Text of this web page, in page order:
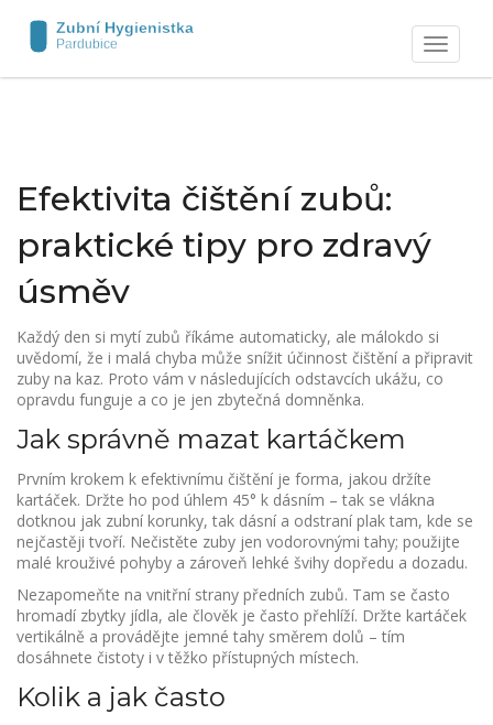
Zobrazit
navigaci
Efektivita čištění zubů:
praktické tipy pro zdravý
úsměv
Každý den si mytí zubů říkáme automaticky, ale málokdo si
uvědomí, že i malá chyba může snížit účinnost čištění a připravit
zuby na kaz. Proto vám v následujících odstavcích ukážu, co
opravdu funguje a co je jen zbytečná domněnka.
Jak správně mazat kartáčkem
Prvním krokem k efektivnímu čištění je forma, jakou držíte
kartáček. Držte ho pod úhlem 45° k dásním – tak se vlákna
dotknou jak zubní korunky, tak dásní a odstraní plak tam, kde se
nejčastěji tvoří. Nečistěte zuby jen vodorovnými tahy; použijte
malé krouživé pohyby a zároveň lehké švihy dopředu a dozadu.
Nezapomeňte na vnitřní strany předních zubů. Tam se často
hromadí zbytky jídla, ale člověk je často přehlíží. Držte kartáček
vertikálně a provádějte jemné tahy směrem dolů – tím
dosáhnete čistoty i v těžko přístupných místech.
Kolik a jak často